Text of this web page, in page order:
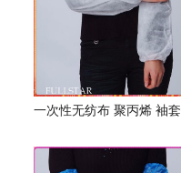
一次性无纺布 聚丙烯 袖套